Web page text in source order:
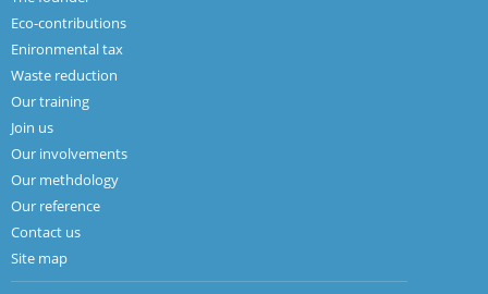
Eco-contributions
Enironmental tax
Waste reduction
Our training
Join us
Our involvements
Our methdology
Our reference
Contact us
Site map